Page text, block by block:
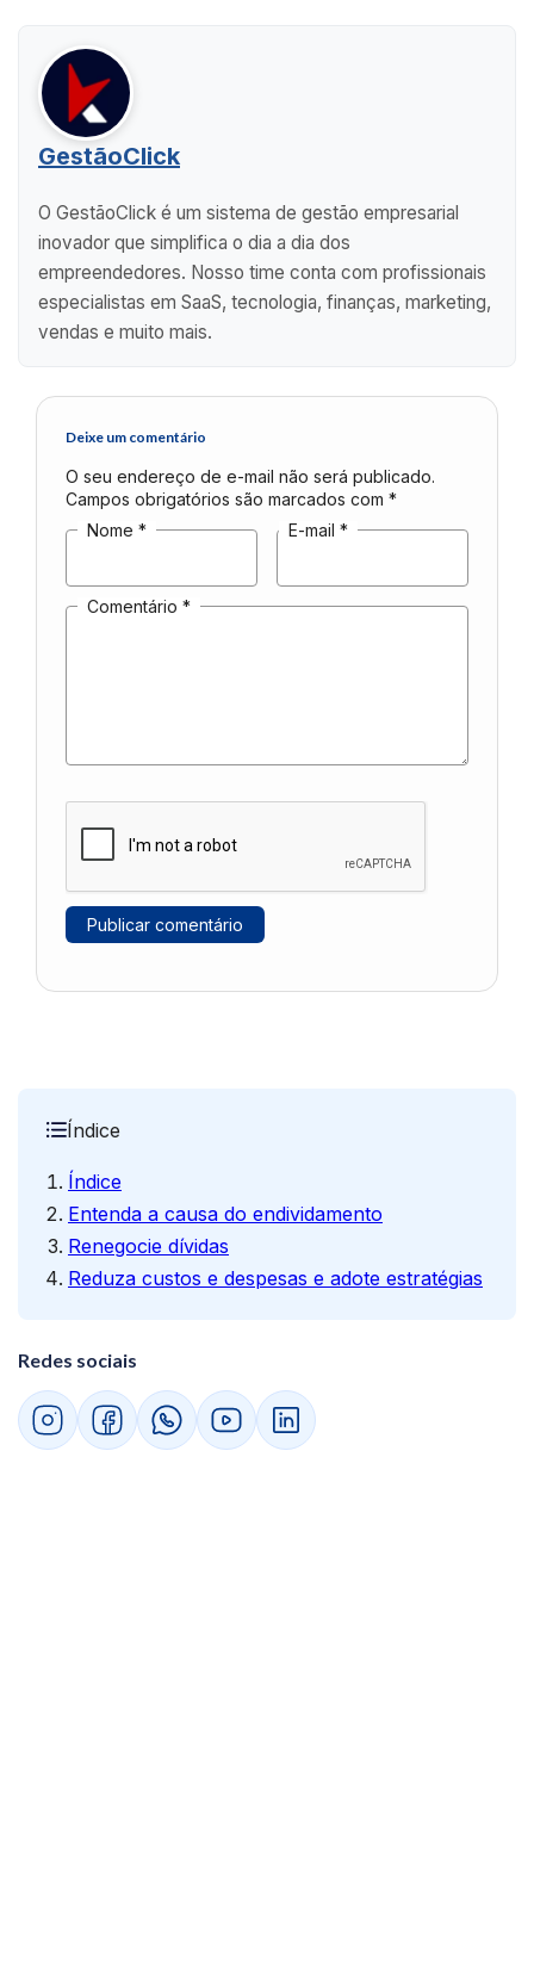
GestãoClick
O GestãoClick é um sistema de gestão empresarial
inovador que simplifica o dia a dia dos
empreendedores. Nosso time conta com profissionais
especialistas em SaaS, tecnologia, finanças, marketing,
vendas e muito mais.
Deixe um comentário
O seu endereço de e-mail não será publicado.
Campos obrigatórios são marcados com *
Nome * E-mail *
Comentário *
Índice
Índice
Entenda a causa do endividamento
Renegocie dívidas
Reduza custos e despesas e adote estratégias
Redes sociais